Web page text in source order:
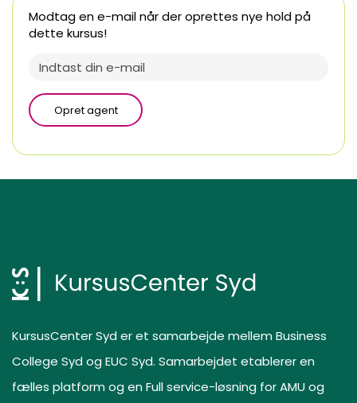
Modtag en e-mail når der oprettes nye hold på
dette kursus!
Opret agent
KursusCenter Syd er et samarbejde mellem Business
College Syd og EUC Syd. Samarbejdet etablerer en
fælles platform og en Full service-løsning for AMU og